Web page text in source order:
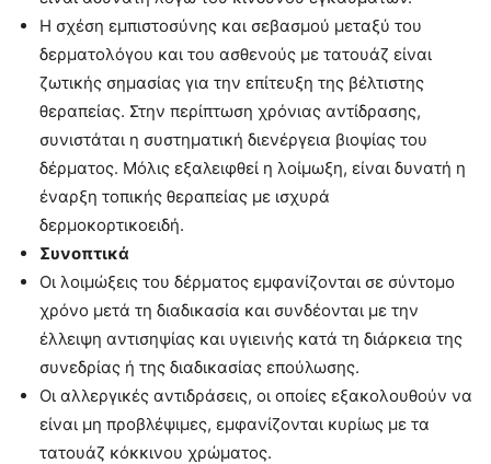
Η σχέση εμπιστοσύνης και σεβασμού μεταξύ του
δερματολόγου και του ασθενούς με τατουάζ είναι
ζωτικής σημασίας για την επίτευξη της βέλτιστης
θεραπείας. Στην περίπτωση χρόνιας αντίδρασης,
συνιστάται η συστηματική διενέργεια βιοψίας του
δέρματος. Μόλις εξαλειφθεί η λοίμωξη, είναι δυνατή η
έναρξη τοπικής θεραπείας με ισχυρά
δερμοκορτικοειδή.
Συνοπτικά
Οι λοιμώξεις του δέρματος εμφανίζονται σε σύντομο
χρόνο μετά τη διαδικασία και συνδέονται με την
έλλειψη αντισηψίας και υγιεινής κατά τη διάρκεια της
συνεδρίας ή της διαδικασίας επούλωσης.
Οι αλλεργικές αντιδράσεις, οι οποίες εξακολουθούν να
είναι μη προβλέψιμες, εμφανίζονται κυρίως με τα
τατουάζ κόκκινου χρώματος.